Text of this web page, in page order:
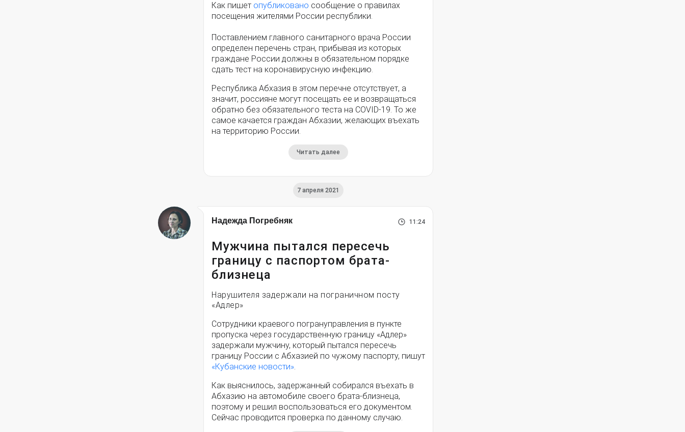
Как пишет опубликовано сообщение о правилах
посещения жителями России республики.
Поставлением главного санитарного врача России
определен перечень стран, прибывая из которых
граждане России должны в обязательном порядке
сдать тест на коронавирусную инфекцию.
Республика Абхазия в этом перечне отсутствует, а
значит, россияне могут посещать ее и возвращаться
обратно без обязательного теста на COVID-19. То же
самое качается граждан Абхазии, желающих въехать
на территорию России.
Читать далее
7 апреля 2021
Надежда Погребняк 11:24
Мужчина пытался пересечь
границу с паспортом брата-
близнеца
Нарушителя задержали на пограничном посту
«Адлер»
Сотрудники краевого погрануправления в пункте
пропуска через государственную границу «Адлер»
задержали мужчину, который пытался пересечь
границу России с Абхазией по чужому паспорту, пишут
«Кубанские новости».
Как выяснилось, задержанный собирался въехать в
Абхазию на автомобиле своего брата-близнеца,
поэтому и решил воспользоваться его документом.
Сейчас проводится проверка по данному случаю.